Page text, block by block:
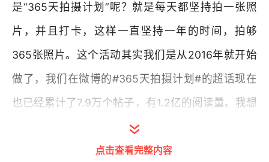
是“365天拍摄计划”呢？就是每天都坚持拍一张照
片，并且打卡，这样一直坚持一年的时间，拍够
365张照片。这个活动其实我们是从2016年就开始
做了，我们在微博的#365天拍摄计划#的超话现在
也已经累计了7.9万个帖子，有1.2亿的阅读量。我想
咱们早自习的听众里应该也会有不少人参加过这个
拍摄（活动），所以在新年的第一天，我邀请大家
点击查看完整内容